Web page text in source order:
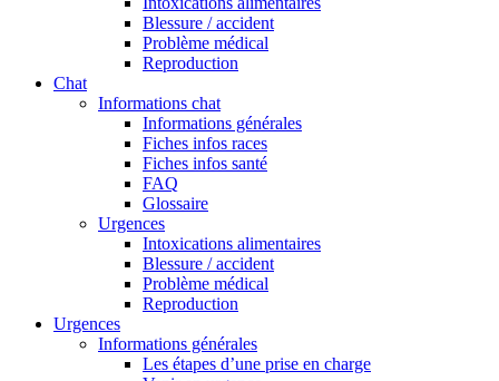
Blessure / accident
Problème médical
Reproduction
Chat
Informations chat
Informations générales
Fiches infos races
Fiches infos santé
FAQ
Glossaire
Urgences
Intoxications alimentaires
Blessure / accident
Problème médical
Reproduction
Urgences
Informations générales
Les étapes d’une prise en charge